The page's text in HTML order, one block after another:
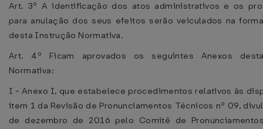
Art. 3º A identificação dos atos administrativos e os
para anulação dos seus efeitos serão veiculados na
desta Instrução Normativa.
Art. 4º Ficam aprovados os seguintes Anexos
Normativa:
I - Anexo I, que estabelece procedimentos relativos às
item 1 da Revisão de Pronunciamentos Técnicos nº 09,
de dezembro de 2016 pelo Comitê de